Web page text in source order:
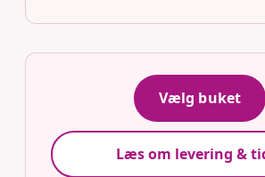
Vælg buket
Læs om levering &